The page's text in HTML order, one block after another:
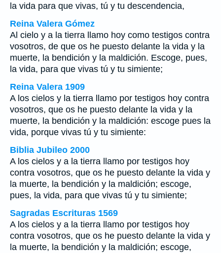
la vida para que vivas, tú y tu descendencia,
Reina Valera Gómez
Al cielo y a la tierra llamo hoy como testigos contra
vosotros, de que os he puesto delante la vida y la
muerte, la bendición y la maldición. Escoge, pues,
la vida, para que vivas tú y tu simiente;
Reina Valera 1909
A los cielos y la tierra llamo por testigos hoy contra
vosotros, que os he puesto delante la vida y la
muerte, la bendición y la maldición: escoge pues la
vida, porque vivas tú y tu simiente:
Biblia Jubileo 2000
A los cielos y a la tierra llamo por testigos hoy
contra vosotros, que os he puesto delante la vida y
la muerte, la bendición y la maldición; escoge,
pues, la vida, para que vivas tú y tu simiente;
Sagradas Escrituras 1569
A los cielos y a la tierra llamo por testigos hoy
contra vosotros, que os he puesto delante la vida y
la muerte, la bendición y la maldición; escoge,